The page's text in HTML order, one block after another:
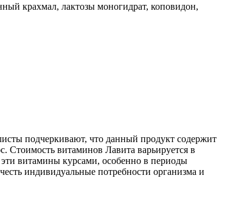
крахмал, лактозы моногидрат, коповидон,
подчеркивают, что данный продукт содержит
витаминов Лавита варьируется в
витамины курсами, особенно в периоды
индивидуальные потребности организма и